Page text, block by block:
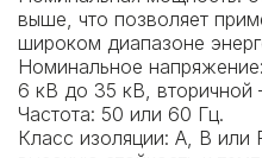
выше, что позволяет
широком диапазоне
Номинальное
6 кВ до 35 кВ,
Частота: 50 или 60 Гц.
Класс изоляции: А, В или